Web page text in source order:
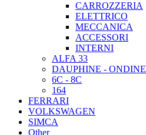
CARROZZERIA
ELETTRICO
MECCANICA
ACCESSORI
INTERNI
ALFA 33
DAUPHINE - ONDINE
6C - 8C
164
FERRARI
VOLKSWAGEN
SIMCA
Other